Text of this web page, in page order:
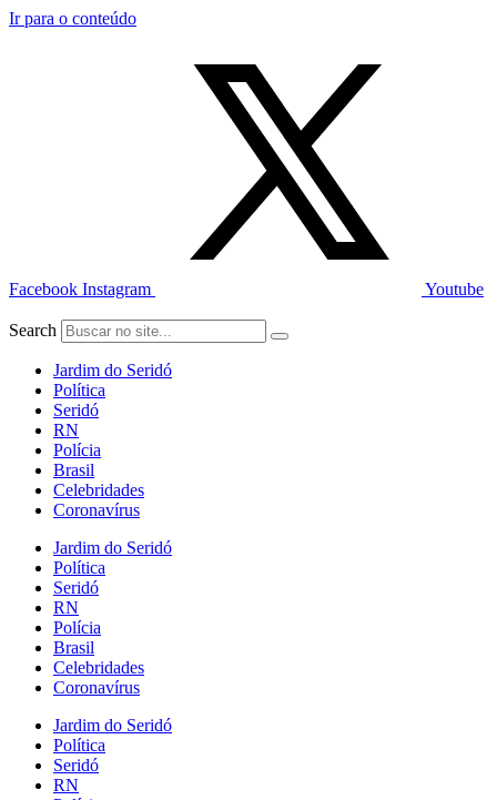
Ir para o conteúdo
Facebook Instagram Youtube
Search
Jardim do Seridó
Política
Seridó
RN
Polícia
Brasil
Celebridades
Coronavírus
Jardim do Seridó
Política
Seridó
RN
Polícia
Brasil
Celebridades
Coronavírus
Jardim do Seridó
Política
Seridó
RN